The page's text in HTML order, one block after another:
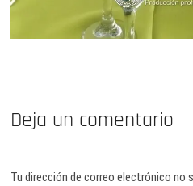
Deja un comentario
Tu dirección de correo electrónico no